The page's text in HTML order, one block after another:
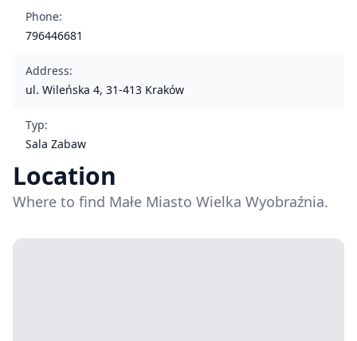
Phone:
796446681
Address:
ul. Wileńska 4, 31-413 Kraków
Typ:
Sala Zabaw
Location
Where to find Małe Miasto Wielka Wyobraźnia.